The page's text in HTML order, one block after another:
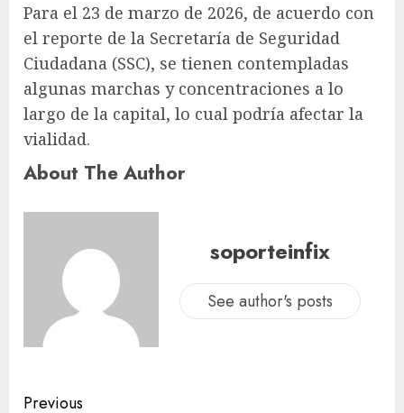
Para el 23 de marzo de 2026, de acuerdo con
el reporte de la Secretaría de Seguridad
Ciudadana (SSC), se tienen contempladas
algunas marchas y concentraciones a lo
largo de la capital, lo cual podría afectar la
vialidad.
About The Author
soporteinfix
See author's posts
Previous